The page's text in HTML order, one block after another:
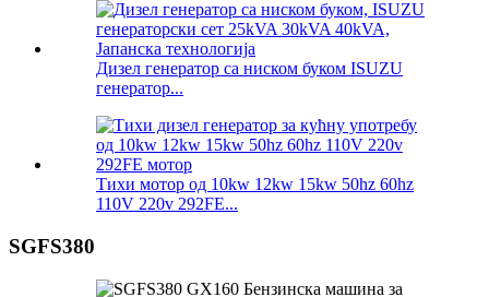
Дизел генератор са ниском буком ISUZU
генератор...
Тихи мотор од 10kw 12kw 15kw 50hz 60hz
110V 220v 292FE...
SGFS380